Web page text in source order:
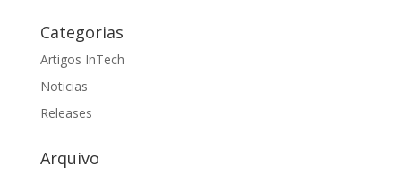
Categorias
Artigos InTech
Noticias
Releases
Arquivo